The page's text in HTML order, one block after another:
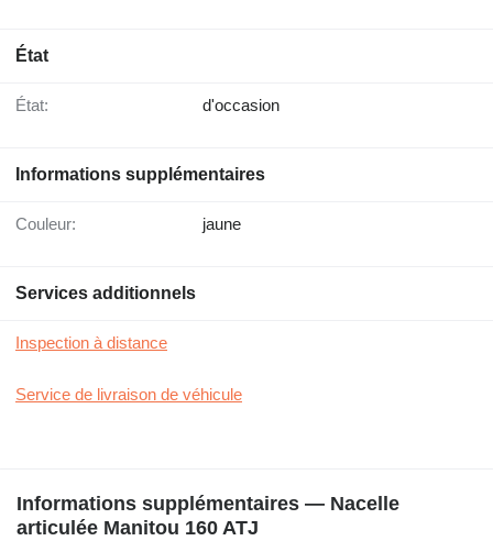
État
État: d'occasion
Informations supplémentaires
Couleur: jaune
Services additionnels
Inspection à distance
Service de livraison de véhicule
Informations supplémentaires — Nacelle
articulée Manitou 160 ATJ